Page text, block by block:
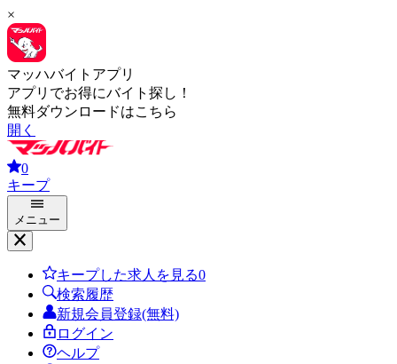
×
マッハバイトアプリ
アプリでお得にバイト探し！
無料ダウンロードはこちら
開く
0
キープ
メニュー
キープした求人を見る0
検索履歴
新規会員登録(無料)
ログイン
ヘルプ